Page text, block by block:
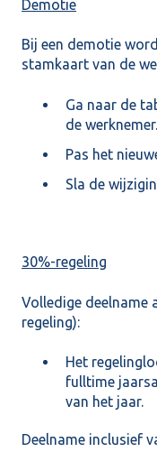
Demotie
Bij een demotie
stamkaart van de
Ga naar de
de werknemer.
Pas het
Sla de
30%-regeling
Volledige deelname
regeling):
Het
fulltime
van het jaar.
Deelname inclusief